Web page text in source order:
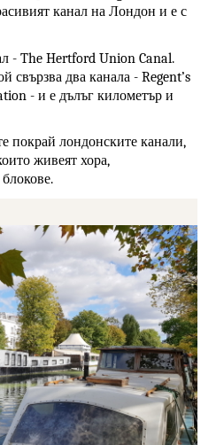
канал на Лондон и е с
- The Hertford Union Canal.
свързва два канала - Regent’s
- и е дълъг километър и
покрай лондонските канали,
живеят хора,